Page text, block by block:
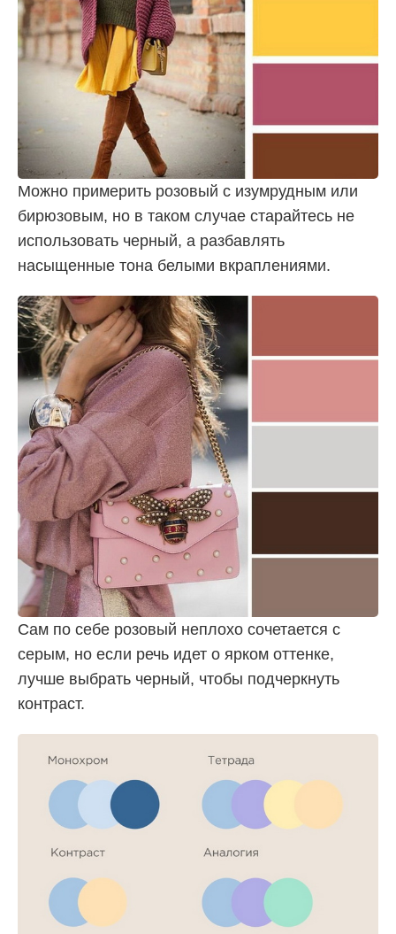
Можно примерить розовый с изумрудным или
бирюзовым, но в таком случае старайтесь не
использовать черный, а разбавлять
насыщенные тона белыми вкраплениями.
Сам по себе розовый неплохо сочетается с
серым, но если речь идет о ярком оттенке,
лучше выбрать черный, чтобы подчеркнуть
контраст.